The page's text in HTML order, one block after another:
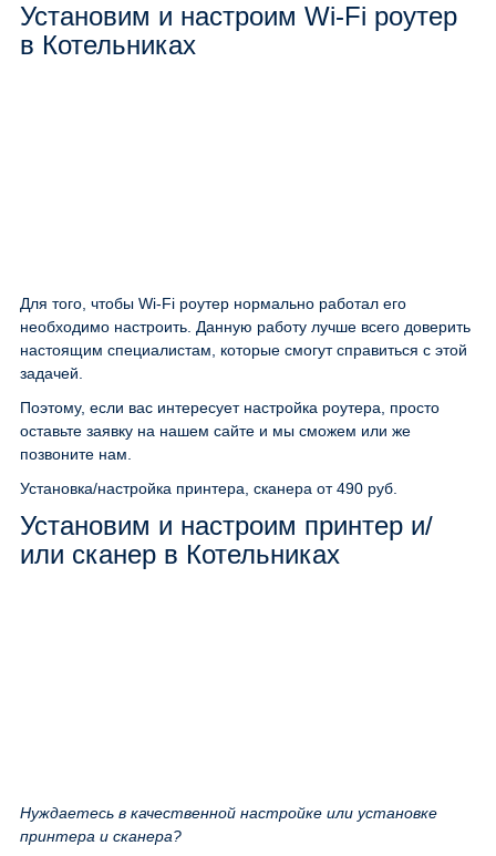
Установим и настроим Wi-Fi роутер
в Котельниках
Для того, чтобы Wi-Fi роутер нормально работал его
необходимо настроить. Данную работу лучше всего доверить
настоящим специалистам, которые смогут справиться с этой
задачей.
Поэтому, если вас интересует настройка роутера, просто
оставьте заявку на нашем сайте и мы сможем или же
позвоните нам.
Установка/настройка принтера, сканера от 490 руб.
Установим и настроим принтер и/
или сканер в Котельниках
Нуждаетесь в качественной настройке или установке
принтера и сканера?